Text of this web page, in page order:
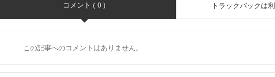
コメント ( 0 ) トラックバックは
この記事へのコメントはありません。